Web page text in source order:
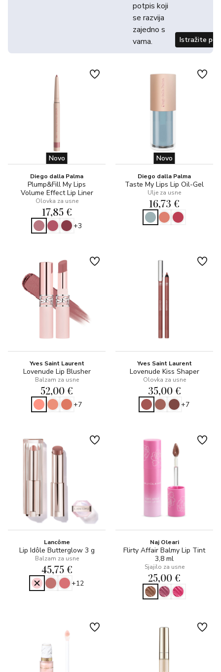
potpis koji
se razvija
zajedno s
vama.
Istražite
Novo
Diego dalla Palma
Plump&Fill My Lips
Volume Effect Lip Liner
Olovka za usne
17,85 €
+3
Novo
Diego dalla Palma
Taste My Lips Lip Oil-Gel
Ulje za usne
16,73 €
Yves Saint Laurent
Lovenude Lip Blusher
Balzam za usne
52,00 €
+7
Yves Saint Laurent
Lovenude Kiss Shaper
Olovka za usne
35,00 €
+7
Lancôme
Lip Idôle Butterglow 3 g
Balzam za usne
45,75 €
+12
Naj Oleari
Flirty Affair Balmy Lip Tint
3,8 ml
Sjajilo za usne
25,00 €